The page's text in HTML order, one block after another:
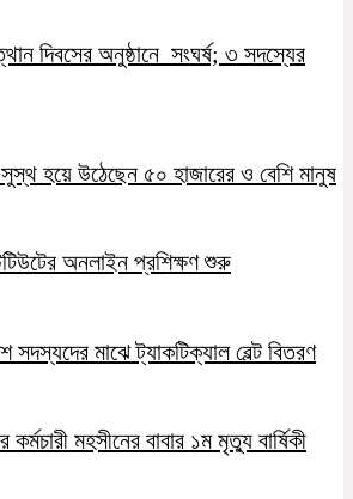
দিবসের অনুষ্ঠানে সংঘর্ষ; ৩ সদস্যের
হয়ে উঠেছেন ৫০ হাজারের ও বেশি মানুষ
অনলাইন প্রশিক্ষণ শুরু
মাঝে ট্যাকটিক্যাল বেল্ট বিতরণ
মহসীনের বাবার ১ম মৃত্যু বার্ষিকী